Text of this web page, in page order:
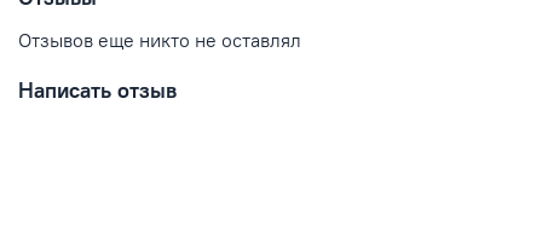
Отзывов еще никто не оставлял
Написать отзыв